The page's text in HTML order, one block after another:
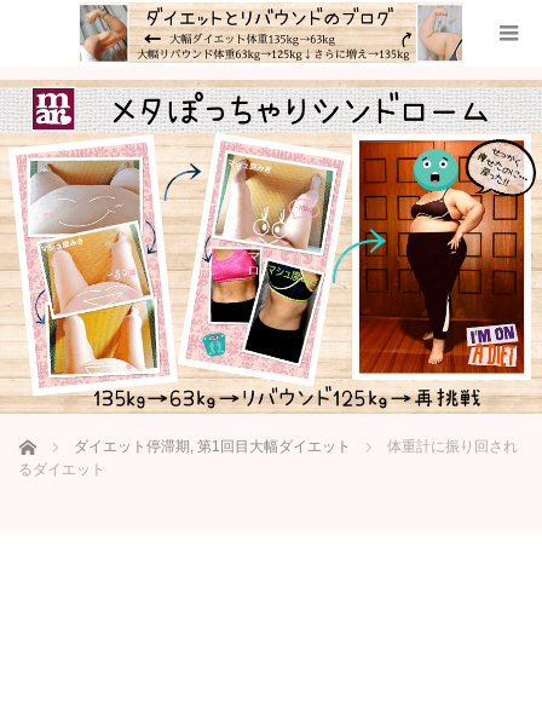
ホーム ダイエット停滞期 , 第1回目大幅ダイエット
体重計に振り回され
るダイエット